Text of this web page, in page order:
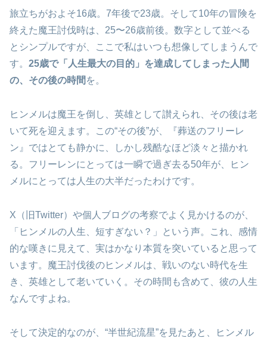
旅立ちがおよそ16歳。7年後で23歳。そして10年の冒険を
終えた魔王討伐時は、25〜26歳前後。数字として並べる
とシンプルですが、ここで私はいつも想像してしまうんで
す。 25歳で「人生最大の目的」を達成してしまった人間
の、その後の時間 を。
ヒンメルは魔王を倒し、英雄として讃えられ、その後は老
いて死を迎えます。この“その後”が、『葬送のフリーレ
ン』ではとても静かに、しかし残酷なほど淡々と描かれ
る。フリーレンにとっては一瞬で過ぎ去る50年が、ヒン
メルにとっては人生の大半だったわけです。
X（旧Twitter）や個人ブログの考察でよく見かけるのが、
「ヒンメルの人生、短すぎない？」という声。これ、感情
的な嘆きに見えて、実はかなり本質を突いていると思って
います。魔王討伐後のヒンメルは、戦いのない時代を生
き、英雄として老いていく。その時間も含めて、彼の人生
なんですよね。
そして決定的なのが、“半世紀流星”を見たあと、ヒンメル